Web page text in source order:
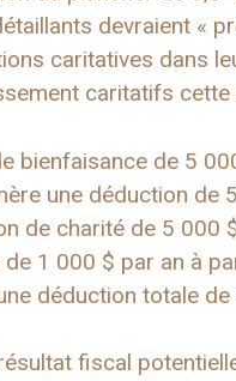
devraient «
caritatives dans
caritatifs cette
bienfaisance de 5
une déduction de
de charité de 5 000
1 000 $ par an à
déduction totale
fiscal